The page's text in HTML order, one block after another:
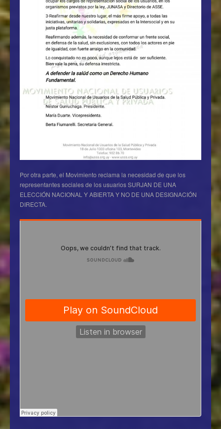
Por otra parte, el Movimiento reclama la necesidad de que los
representantes sociales de los usuarios SURJAN DE UNA
ELECCIÓN NACIONAL Y ABIERTA Y NO DE UNA DESIGNACIÓN
DIRECTA.